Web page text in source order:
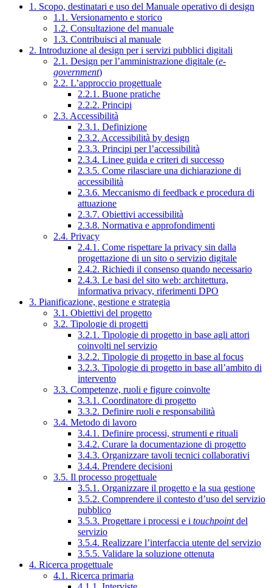
1. Scopo, destinatari e uso del Manuale operativo di design
1.1. Versionamento e storico
1.2. Consultazione del manuale
1.3. Contribuisci al manuale
2. Introduzione al design per i servizi pubblici digitali
2.1. Design per l’amministrazione digitale (e-
government)
2.2. L’approccio progettuale
2.2.1. Buone pratiche
2.2.2. Principi
2.3. Accessibilità
2.3.1. Definizione
2.3.2. Accessibilità by design
2.3.3. Principi per l’accessibilità
2.3.4. Linee guida e criteri di successo
2.3.5. Come rilasciare una dichiarazione di
accessibilità
2.3.6. Meccanismo di feedback e procedura di
attuazione
2.3.7. Obiettivi accessibilità
2.3.8. Normativa e approfondimenti
2.4. Privacy
2.4.1. Come rispettare la privacy sin dalla
progettazione di un sito o servizio digitale
2.4.2. Richiedi il consenso quando necessario
2.4.3. Le basi del sito web: architettura,
informativa privacy, riferimenti DPO
3. Pianificazione, gestione e strategia
3.1. Obiettivi del progetto
3.2. Tipologie di progetti
3.2.1. Tipologie di progetto in base agli attori
coinvolti nel servizio
3.2.2. Tipologie di progetto in base al focus
3.2.3. Tipologie di progetto in base all’ambito di
intervento
3.3. Competenze, ruoli e figure coinvolte
3.3.1. Coordinatore di progetto
3.3.2. Definire ruoli e responsabilità
3.4. Metodo di lavoro
3.4.1. Definire processi, strumenti e rituali
3.4.2. Curare la documentazione di progetto
3.4.3. Organizzare tavoli tecnici collaborativi
3.4.4. Prendere decisioni
3.5. Il processo progettuale
3.5.1. Organizzare il progetto e la sua gestione
3.5.2. Comprendere il contesto d’uso del servizio
pubblico
3.5.3. Progettare i processi e i touchpointdel
servizio
3.5.4. Realizzare l’interfaccia utente del servizio
3.5.5. Validare la soluzione ottenuta
4. Ricerca progettuale
4.1. Ricerca primaria